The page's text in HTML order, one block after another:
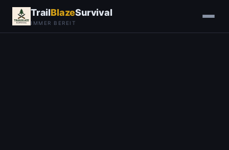
TrailBlazeSurvival
IMMER BEREIT